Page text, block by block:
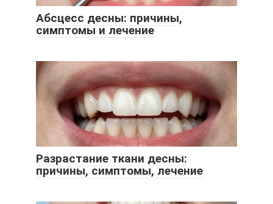
Абсцесс десны: причины,
симптомы и лечение
Разрастание ткани десны:
причины, симптомы, лечение